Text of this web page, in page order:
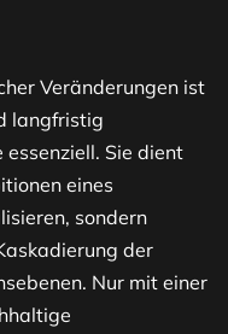
Veränderungen ist
langfristig
Sie dient
eines
sondern
der
Nur mit einer